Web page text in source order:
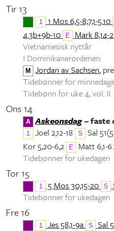
Tir 13
1 1 Mos 6,5-8;7,1-5.10
4.3b+9b-10
E
Mark 8,14-
Vietnamesisk nyttår
I Dominikanerordenen:
M Jordan av Sachsen,
Tidebønner for
Tidebønn for uke 4, vol. II
Ons 14
A Askeonsdag– faste
1 Joel 2,12-18 S Sal
Kor 5,20-6,2
E
Matt 6,1-
Tidebønner for ukedagen
Tor 15
1 5 Mos 30,15-20 S
Tidebønner for ukedagen
Fre 16
1 Jes 58,1-9a S Sal